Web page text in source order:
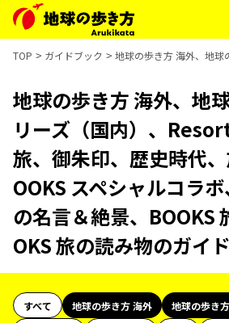
TOP ガイドブック 地球の歩き方 海外、地球
地球の歩き方 海外、地
リーズ（国内）、
旅、御朱印、歴史時代
OOKS スペシャルコラ
の名言＆絶景、BOOKS
OKS 旅の読み物のガイ
すべて 地球の歩き方 海外
地球の歩き